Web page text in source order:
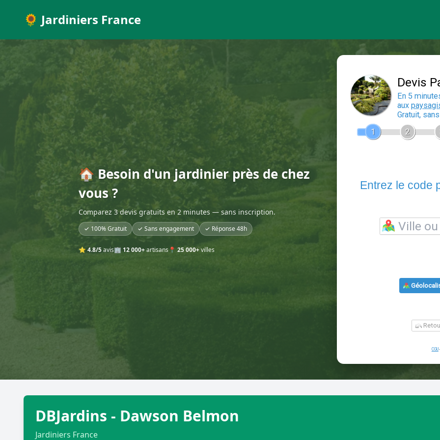
🌻 Jardiniers France
🏠 Besoin d'un jardinier près de chez
vous ?
Comparez 3 devis gratuits en 2 minutes — sans inscription.
✓ 100% Gratuit ✓ Sans engagement ✓ Réponse 48h
⭐ 4.8/5avis🏢 12 000+artisans 📍 25 000+villes
DBJardins - Dawson Belmon
Jardiniers France